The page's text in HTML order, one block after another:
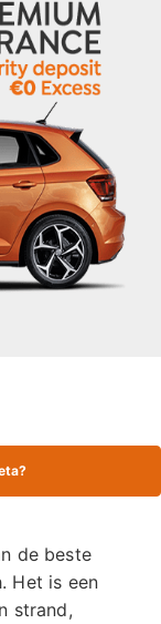
de beste
Het is een
strand,